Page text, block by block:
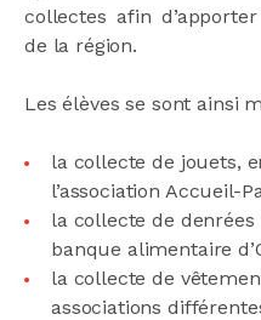
collectes afin
de la région.
Les élèves se sont ainsi
la collecte de jouets,
l’association Accueil-
la collecte de
banque alimentaire
la collecte de
associations